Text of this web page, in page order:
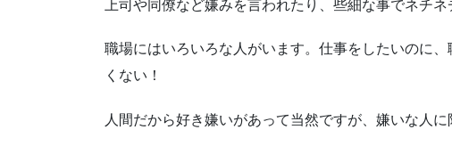
上司や同僚など嫌みを言われたり、些細な事でネチ
職場にはいろいろな人がいます。仕事をしたいのに
くない！
人間だから好き嫌いがあって当然ですが、嫌いな人